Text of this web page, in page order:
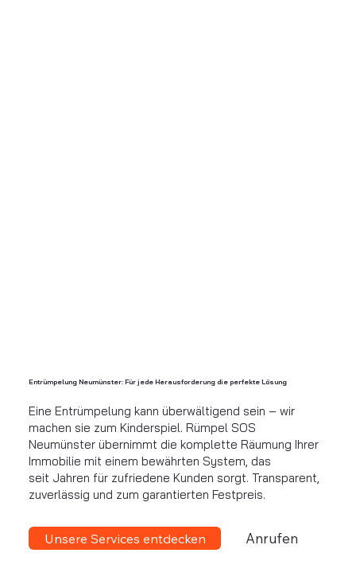
Entrümpelung Neumünster: Für jede Herausforderung die perfekte Lösung
Eine Entrümpelung kann überwältigend sein – wir
machen sie zum Kinderspiel. Rümpel SOS
Neumünster übernimmt die komplette Räumung Ihrer
Immobilie mit einem bewährten System, das
seit Jahren für zufriedene Kunden sorgt. Transparent,
zuverlässig und zum garantierten Festpreis.
Unsere Services entdecken Anrufen